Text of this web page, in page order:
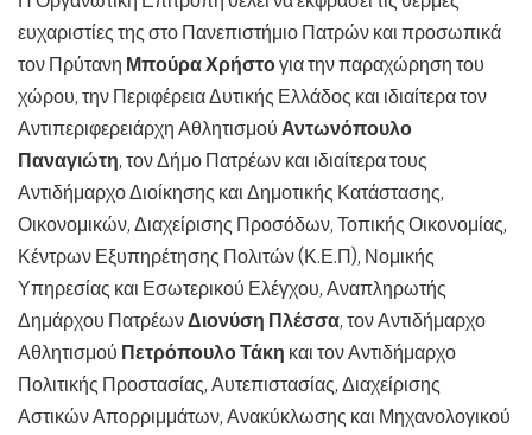
ευχαριστίες της στο Πανεπιστήμιο Πατρών και προσωπικά
τον Πρύτανη Μπούρα Χρήστογια την παραχώρηση του
χώρου, την Περιφέρεια Δυτικής Ελλάδος και ιδιαίτερα τον
Αντιπεριφερειάρχη Αθλητισμού Αντωνόπουλο
Παναγιώτη, τον Δήμο Πατρέων και ιδιαίτερα τους
Αντιδήμαρχο Διοίκησης και Δημοτικής Κατάστασης,
Οικονομικών, Διαχείρισης Προσόδων, Τοπικής Οικονομίας,
Κέντρων Εξυπηρέτησης Πολιτών (Κ.Ε.Π), Νομικής
Υπηρεσίας και Εσωτερικού Ελέγχου, Αναπληρωτής
Δημάρχου ΠατρέωνΔιονύση Πλέσσα, τον Αντιδήμαρχο
Αθλητισμού Πετρόπουλο Τάκη και τον Αντιδήμαρχο
Πολιτικής Προστασίας, Αυτεπιστασίας, Διαχείρισης
Αστικών Απορριμμάτων, Ανακύκλωσης και Μηχανολογικού